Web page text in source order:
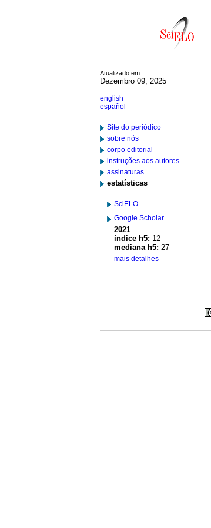
Atualizado em
Dezembro 09, 2025
english
español
Site do periódico
sobre nós
corpo editorial
instruções aos autores
assinaturas
estatísticas
SciELO
Google Scholar
2021
índice h5: 12
mediana h5: 27
mais detalhes